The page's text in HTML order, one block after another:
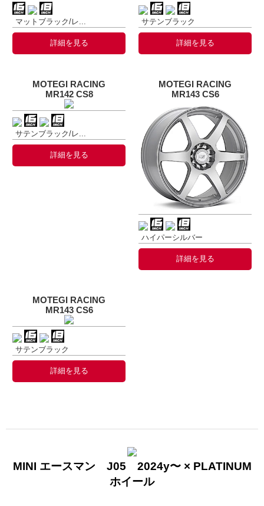
マットブラック/レ...
詳細を見る
サテンブラック
詳細を見る
MOTEGI RACING
MR142 CS8
サテンブラック/レ...
詳細を見る
MOTEGI RACING
MR143 CS6
ハイパーシルバー
詳細を見る
MOTEGI RACING
MR143 CS6
サテンブラック
詳細を見る
MINI エースマン J05 2024y〜 × PLATINUM
ホイール